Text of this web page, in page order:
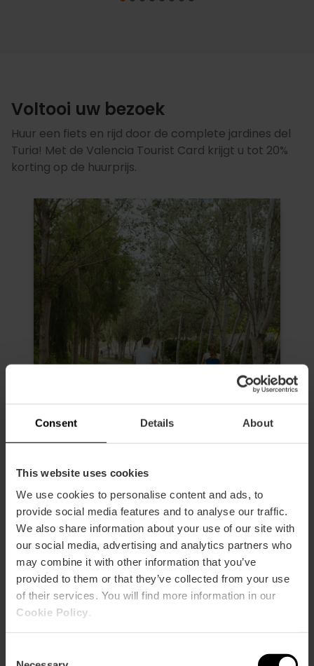
Consent Details About
This website uses cookies
We use cookies to personalise content and ads, to
provide social media features and to analyse our traffic.
We also share information about your use of our site with
our social media, advertising and analytics partners who
may combine it with other information that you’ve
provided to them or that they’ve collected from your use
of their services. You will find more information in our
Cookie Policy
Voltooi uw bezoek
Huur een fiets en rijd door de complete jardines del
Turia! Met de Valencia Tourist Card krijgt u tot 20%
korting op de huurprijs.
10% Korting VLC Tourist Card
Vanaf€ 10,00